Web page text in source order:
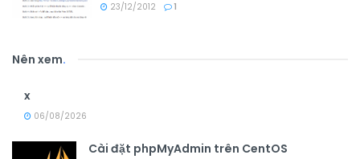
23/12/2012 1
Nên xem.
x
06/08/2026
Cài đặt phpMyAdmin trên CentOS